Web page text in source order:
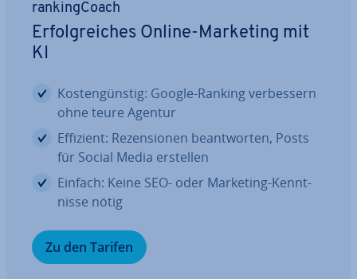
ran­king­Coach
Er­folg­rei­ches Online-Marketing mit
KI
Kos­ten­güns­tig: Google-Ranking ver­bes­sern
ohne teure Agentur
Effizient: Re­zen­sio­nen be­ant­wor­ten, Posts
für Social Media erstellen
Einfach: Keine SEO- oder Marketing-Kennt­
nis­se nötig
Zu den Tarifen